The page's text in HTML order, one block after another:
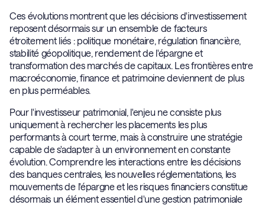
Ces évolutions montrent que les décisions d'investissement
reposent désormais sur un ensemble de facteurs
étroitement liés : politique monétaire, régulation financière,
stabilité géopolitique, rendement de l'épargne et
transformation des marchés de capitaux. Les frontières entre
macroéconomie, finance et patrimoine deviennent de plus
en plus perméables.
Pour l'investisseur patrimonial, l'enjeu ne consiste plus
uniquement à rechercher les placements les plus
performants à court terme, mais à construire une stratégie
capable de s'adapter à un environnement en constante
évolution. Comprendre les interactions entre les décisions
des banques centrales, les nouvelles réglementations, les
mouvements de l'épargne et les risques financiers constitue
désormais un élément essentiel d'une gestion patrimoniale